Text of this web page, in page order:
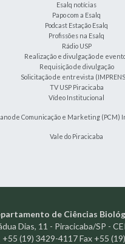
Esalq notícias
Papo com a Esalq
Podcast Estação Esalq
Profissões na Esalq
Rádio USP
Realização e divulgação de
Requisição de divulgação
Solicitação de entrevista
TV USP Piracicaba
Vídeo Institucional
de Comunicação e Marketing (PCM)
Vale do Piracicaba
de Ciências
Dias, 11 - Piracicaba/SP -
+55 (19) 3429-4117 Fax +55